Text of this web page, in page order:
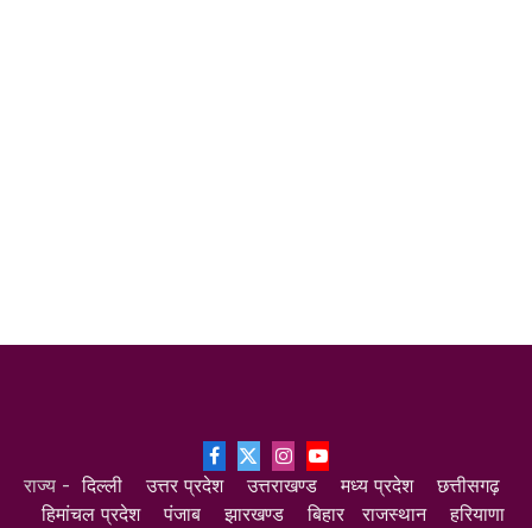
Facebook
X
(Twitter)
InstagramYouTube
राज्य -दिल्ली उत्तर प्रदेश उत्तराखण्ड मध्य प्रदेश
छत्तीसगढ़
हिमांचल प्रदेश
पंजाब झारखण्ड बिहार राजस्थान हरियाणा